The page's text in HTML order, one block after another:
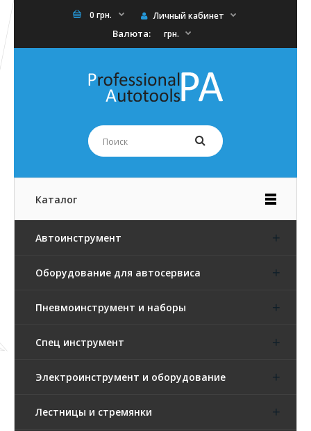
0 грн. Личный кабинет
Валюта: грн.
Каталог
Автоинструмент
Оборудование для автосервиса
Пневмоинструмент и наборы
Спец инструмент
Электроинструмент и оборудование
Лестницы и стремянки